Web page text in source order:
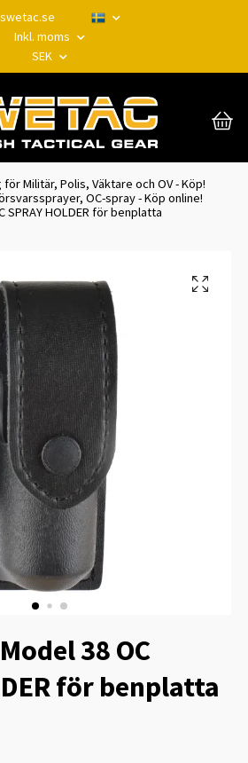
Inkl. moms
SEK
Militär, Polis, Väktare och OV - Köp!
OC-spray - Köp online!
SPRAY HOLDER för benplatta
38 OC
för benplatta